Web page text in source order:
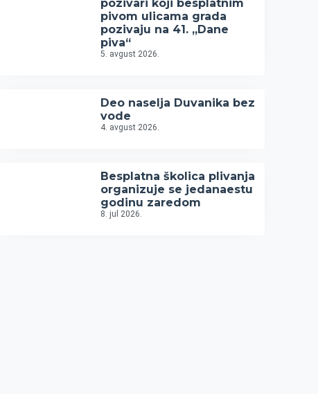
pozivari koji besplatnim
pivom ulicama grada
pozivaju na 41. „Dane
piva“
5. avgust 2026.
Deo naselja Duvanika bez
vode
4. avgust 2026.
Besplatna školica plivanja
organizuje se jedanaestu
godinu zaredom
8. jul 2026.